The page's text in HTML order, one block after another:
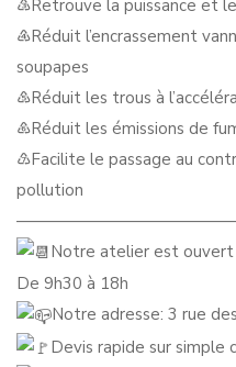
♵Retrouve la puissance et
♶Réduit l’encrassement
soupapes
♷Réduit les trous à
♸Réduit les émissions de
♹Facilite le passage au
pollution
Notre atelier est ouvert
De 9h30 à 18h
Notre adresse: 3 rue
Devis rapide sur simple